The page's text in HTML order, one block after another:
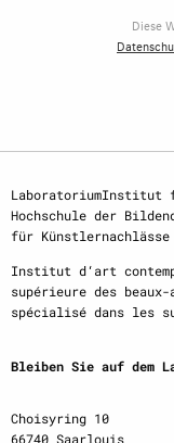
Diese
LaboratoriumInstitut
Hochschule der
für Künstlernachlässe
Institut d‘art
supérieure des
spécialisé dans les
Bleiben Sie auf dem
Choisyring 10
66740 Saarlouis